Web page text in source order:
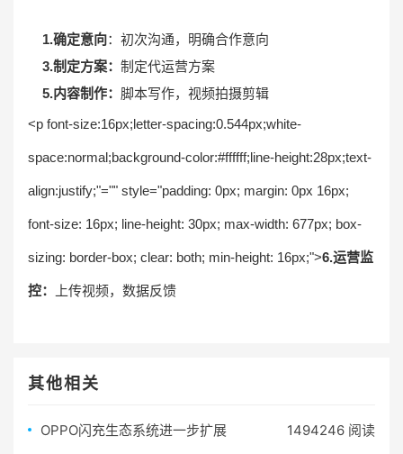
1.确定意向：初次沟通，明确合作意向
3.制定方案： 制定代运营方案
5.内容制作： 脚本写作，视频拍摄剪辑
<p font-size:16px;letter-spacing:0.544px;white-
space:normal;background-color:#ffffff;line-height:28px;text-
align:justify;"="" style="padding: 0px; margin: 0px 16px;
font-size: 16px; line-height: 30px; max-width: 677px; box-
sizing: border-box; clear: both; min-height: 16px;">6.运营监
控： 上传视频，数据反馈
其他相关
OPPO闪充生态系统进一步扩展
1494246 阅读